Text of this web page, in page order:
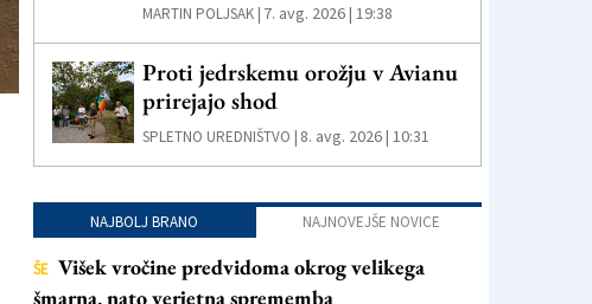
MARTIN POLJSAK | 7. avg. 2026 | 19:38
Proti jedrskemu orožju v Avianu
prirejajo shod
SPLETNO UREDNIŠTVO | 8. avg. 2026 | 10:31
NAJBOLJ BRANO NAJNOVEJŠE NOVICE
ŠE Višek vročine predvidoma okrog velikega
šmarna, nato verjetna sprememba